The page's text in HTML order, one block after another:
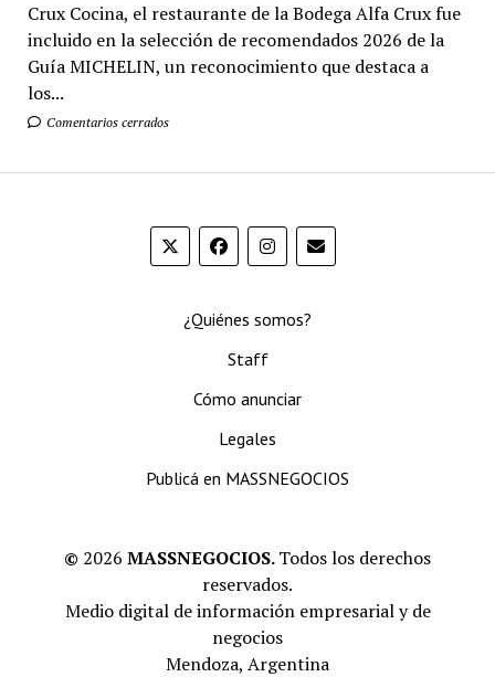
Crux Cocina, el restaurante de la Bodega Alfa Crux fue
incluido en la selección de recomendados 2026 de la
Guía MICHELIN, un reconocimiento que destaca a
los...
Comentarios cerrados
¿Quiénes somos?
Staff
Cómo anunciar
Legales
Publicá en MASSNEGOCIOS
© 2026 MASSNEGOCIOS.Todos los derechos
reservados.
Medio digital de información empresarial y de
negocios
Mendoza, Argentina